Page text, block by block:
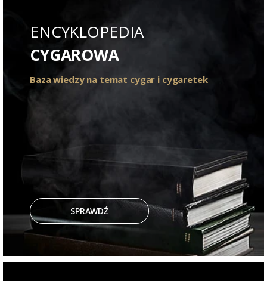
ENCYKLOPEDIA
CYGAROWA
Baza wiedzy na temat cygar i cygaretek
SPRAWDŹ